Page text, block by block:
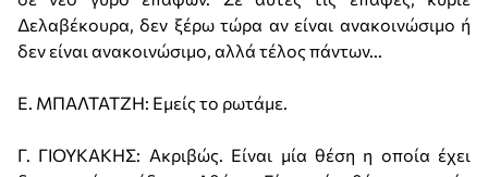
Δελαβέκουρα, δεν ξέρω τώρα αν είναι ανακοινώσιμο ή
δεν είναι ανακοινώσιμο, αλλά τέλος πάντων...
Ε. ΜΠΑΛΤΑΤΖΗ: Εμείς το ρωτάμε.
Γ. ΓΙΟΥΚΑΚΗΣ: Ακριβώς. Είναι μία θέση η οποία έχει